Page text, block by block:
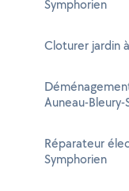
Symphorien
Cloturer jardin
Auneau-
Réparateur
Symphorien